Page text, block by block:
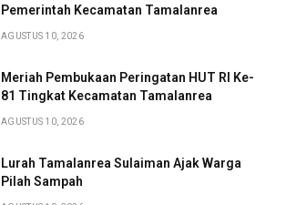
Pemerintah Kecamatan Tamalanrea
AGUSTUS 10, 2026
Meriah Pembukaan Peringatan HUT RI Ke-
81 Tingkat Kecamatan Tamalanrea
AGUSTUS 10, 2026
Lurah Tamalanrea Sulaiman Ajak Warga
Pilah Sampah